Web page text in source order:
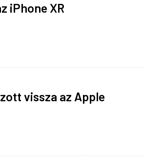
iPhone XR
vissza az Apple